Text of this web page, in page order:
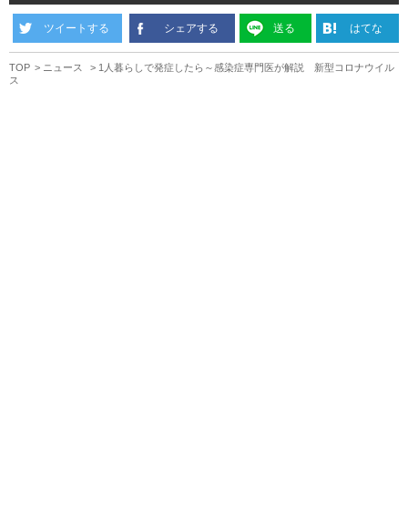
ツイートする シェアする 送る はてな
TOP ニュース
1人暮らしで発症したら～感染症専門医が解説 新型コロナウイル
ス